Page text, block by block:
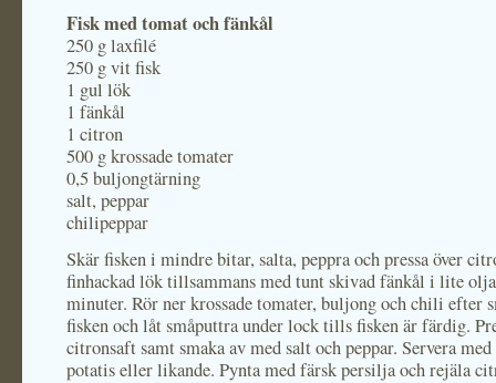
Fisk med tomat och fänkål
250 g laxfilé
250 g vit fisk
1 gul lök
1 fänkål
1 citron
500 g krossade tomater
0,5 buljongtärning
salt, peppar
chilipeppar
Skär fisken i mindre bitar, salta, peppra och pressa över
finhackad lök tillsammans med tunt skivad fänkål i lite
minuter. Rör ner krossade tomater, buljong och chili efter
fisken och låt småputtra under lock tills fisken är färdig.
citronsaft samt smaka av med salt och peppar. Servera
potatis eller likande. Pynta med färsk persilja och rejäla